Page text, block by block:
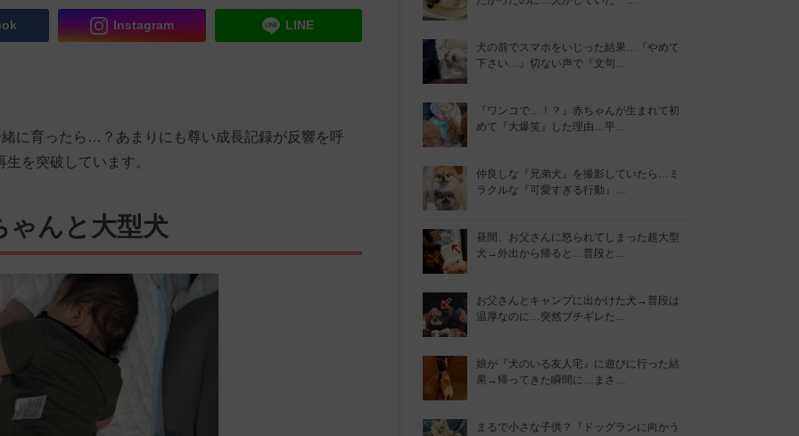
Instagram LINE
に育ったら…？あまりにも尊い成長記録が反響を呼
を突破しています。
ゃんと大型犬
犬の前でスマホをいじった結果…『やめて
下さい…』切ない声で『文句…
『ワンコで…！？』赤ちゃんが生まれて初
めて『大爆笑』した理由…平…
仲良しな『兄弟犬』を撮影していたら…ミ
ラクルな『可愛すぎる行動』…
昼間、お父さんに怒られてしまった超大型
犬→外出から帰ると…普段と…
お父さんとキャンプに出かけた犬→普段は
温厚なのに…突然ブチギレた…
娘が『犬のいる友人宅』に遊びに行った結
果→帰ってきた瞬間に…まさ…
まるで小さな子供？『ドッグランに向かう